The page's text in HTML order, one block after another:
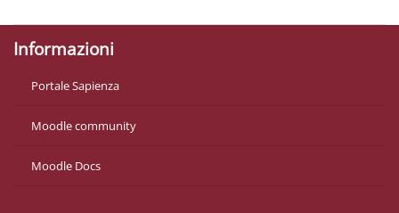
Informazioni
Portale Sapienza
Moodle community
Moodle Docs